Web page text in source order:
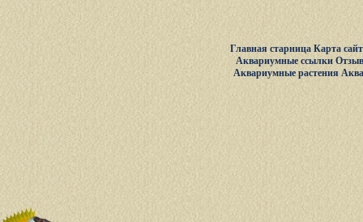
Главная старница Карта
Аквариумные ссылки
Аквариумные растения